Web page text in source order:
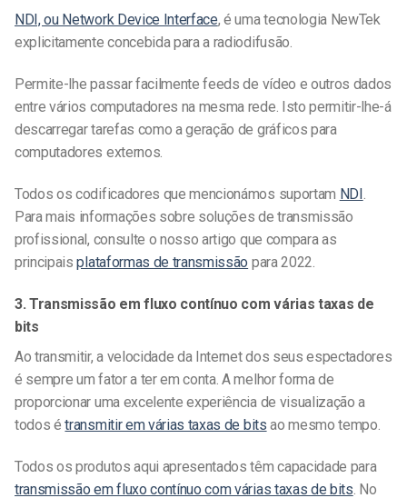
NDI, ou Network Device Interface, é uma tecnologia NewTek
explicitamente concebida para a radiodifusão.
Permite-lhe passar facilmente feeds de vídeo e outros dados
entre vários computadores na mesma rede. Isto permitir-lhe-á
descarregar tarefas como a geração de gráficos para
computadores externos.
Todos os codificadores que mencionámos suportam NDI.
Para mais informações sobre soluções de transmissão
profissional, consulte o nosso artigo que compara as
principaisplataformas de transmissão para 2022.
3.Transmissão em fluxo contínuo com várias taxas de
bits
Ao transmitir, a velocidade da Internet dos seus espectadores
é sempre um fator a ter em conta. A melhor forma de
proporcionar uma excelente experiência de visualização a
todos étransmitir em várias taxas de bits ao mesmo tempo.
Todos os produtos aqui apresentados têm capacidade para
transmissão em fluxo contínuo com várias taxas de bits . No